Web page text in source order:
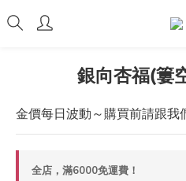
銀向杏福(簍
金價每日波動～購買前請跟我
全店，滿6000免運費！